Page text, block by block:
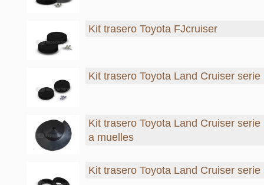
Kit trasero Toyota FJcruiser
Kit trasero Toyota Land Cruiser serie
Kit trasero Toyota Land Cruiser
a muelles
Kit trasero Toyota Land Cruiser serie